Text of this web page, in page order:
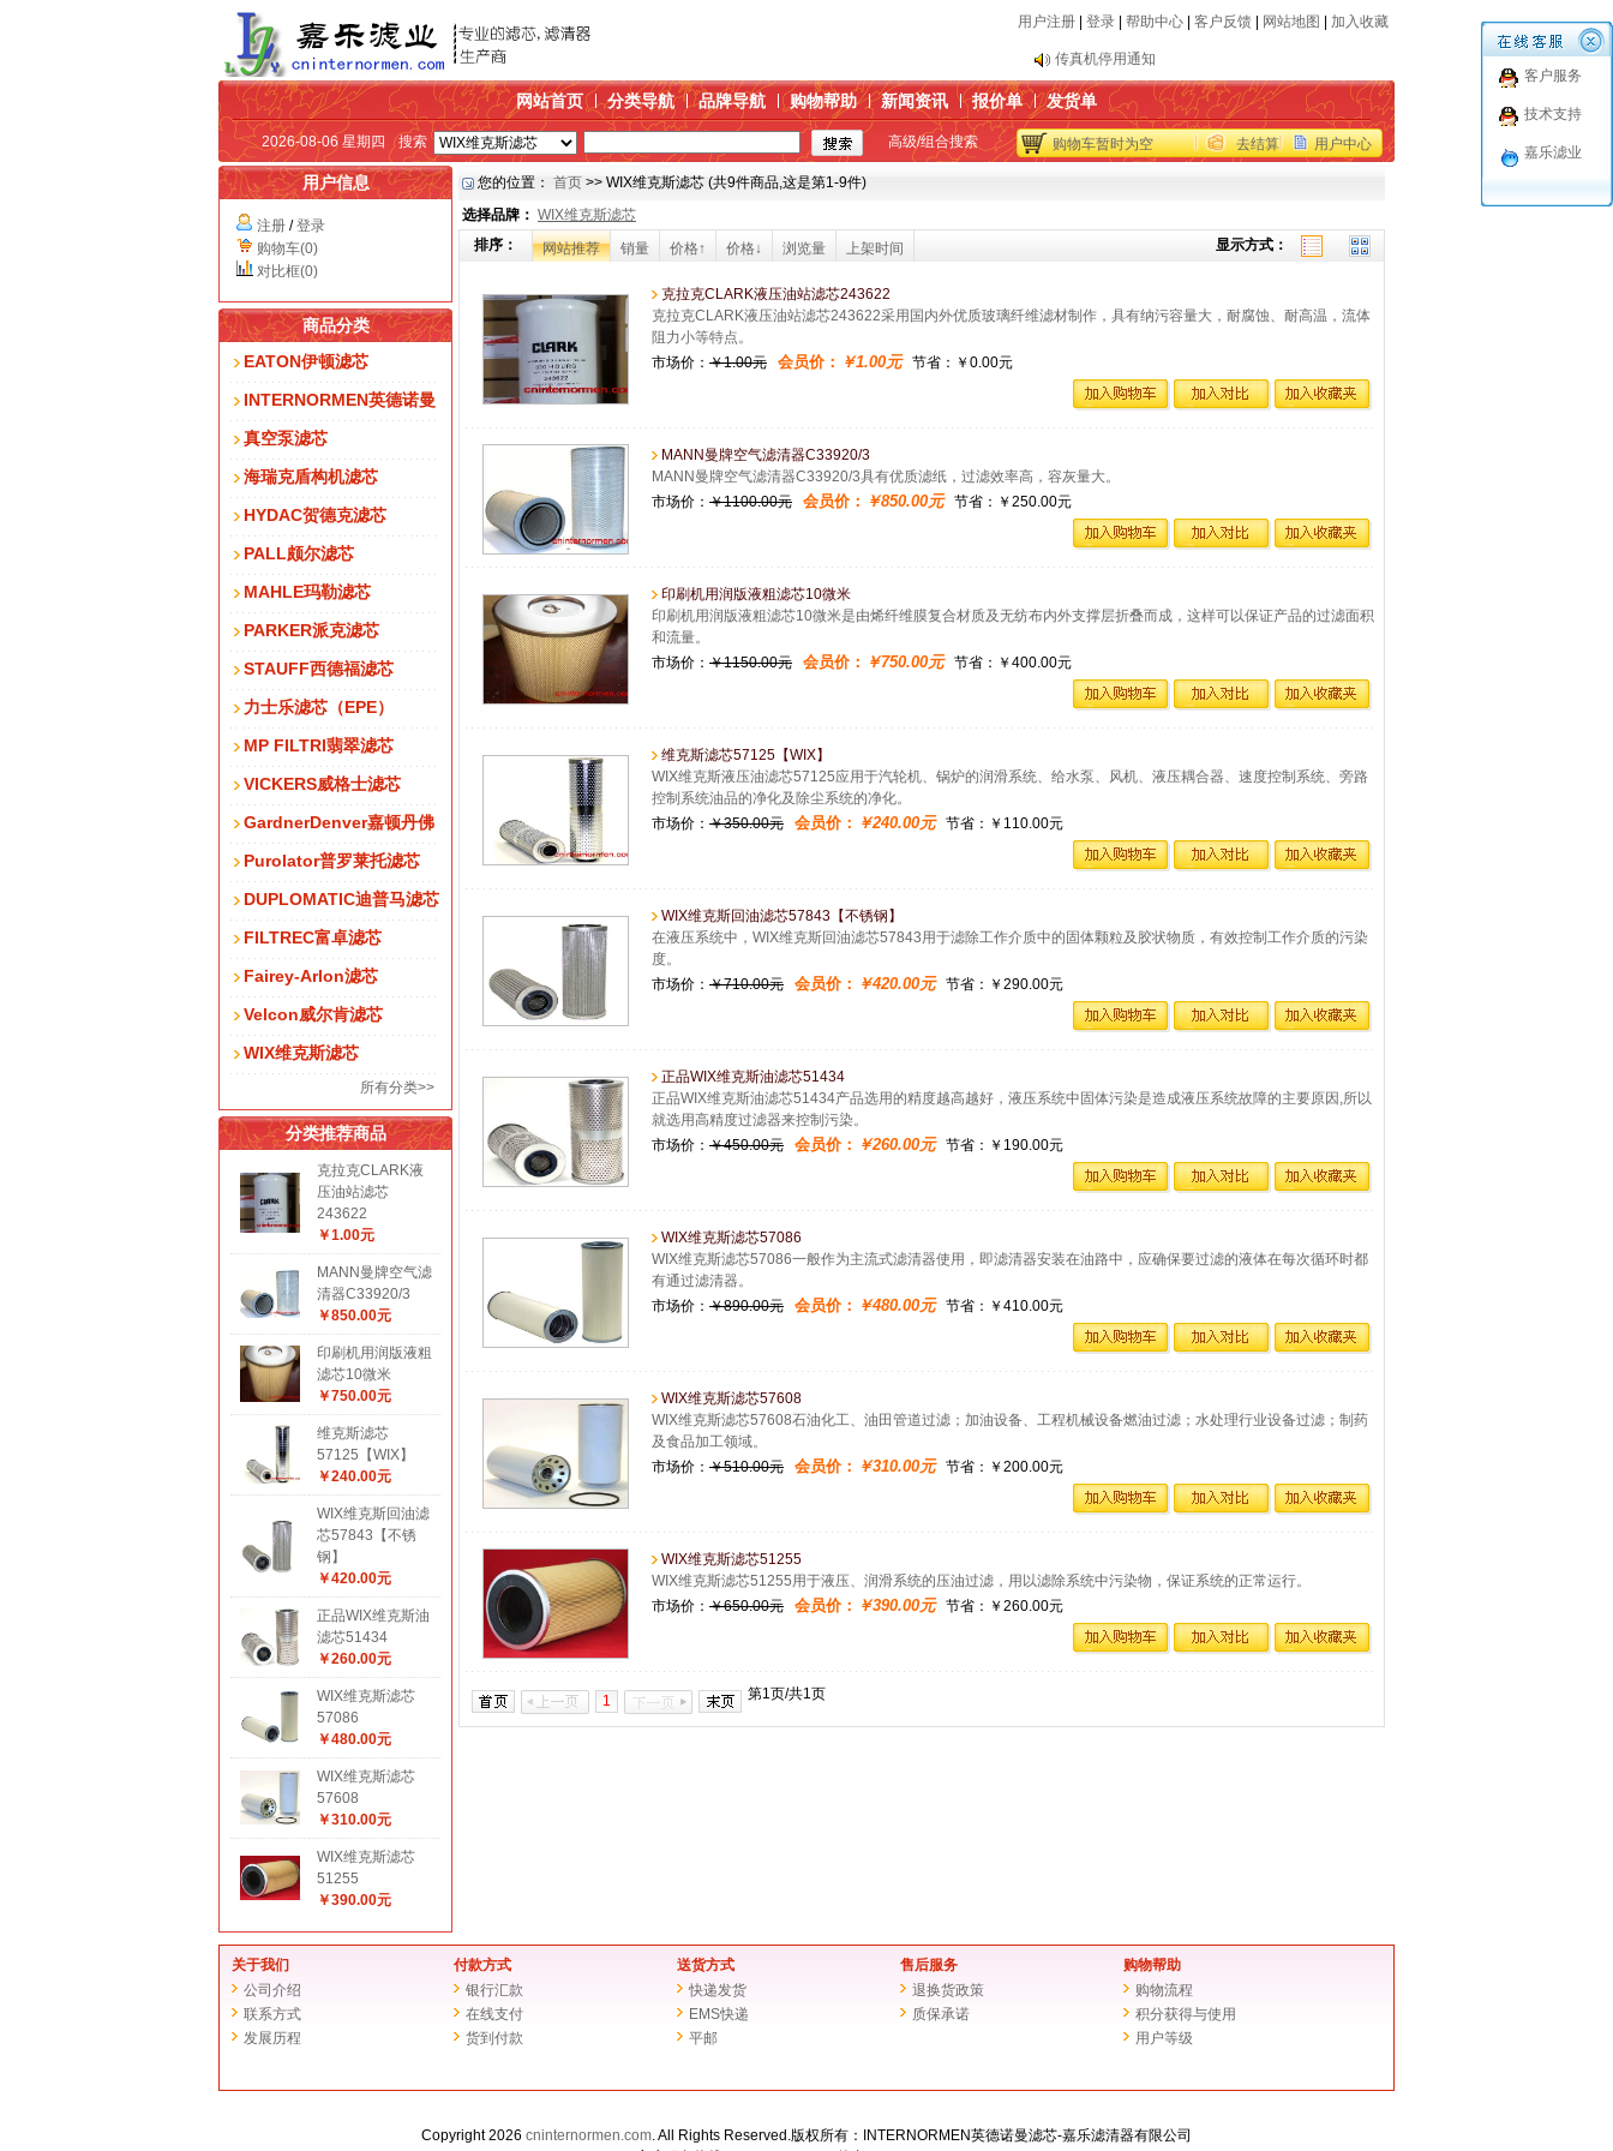
用户注册 登录 帮助中心 客户反馈 网站地图 加入收藏
传真机停用通知
关于十一国庆节放假安排的通知
产品报价仅供参考
替代进口品牌滤芯
关于十一国庆节放假安排的通知
网站首页 分类导航 品牌导航 购物帮助 新闻资讯 报价单 发货单
2026-08-06 星期四 搜索 高级/组合搜索 购物车暂时为空 去结算 用户中心
客户服务
技术支持
嘉乐滤业
用户信息
注册 /登录
购物车(0)
对比框(0)
商品分类
EATON伊顿滤芯
INTERNORMEN英德诺曼
真空泵滤芯
海瑞克盾构机滤芯
HYDAC贺德克滤芯
PALL颇尔滤芯
MAHLE玛勒滤芯
PARKER派克滤芯
STAUFF西德福滤芯
力士乐滤芯（EPE）
MP FILTRI翡翠滤芯
VICKERS威格士滤芯
GardnerDenver嘉顿丹佛
Purolator普罗莱托滤芯
DUPLOMATIC迪普马滤芯
FILTREC富卓滤芯
Fairey-Arlon滤芯
Velcon威尔肯滤芯
WIX维克斯滤芯
所有分类>>
分类推荐商品
克拉克CLARK液
压油站滤芯
243622
￥1.00元
MANN曼牌空气滤
清器C33920/3
￥850.00元
印刷机用润版液粗
滤芯10微米
￥750.00元
维克斯滤芯
57125【WIX】
￥240.00元
WIX维克斯回油滤
芯57843【不锈
钢】
￥420.00元
正品WIX维克斯油
滤芯51434
￥260.00元
WIX维克斯滤芯
57086
￥480.00元
WIX维克斯滤芯
57608
￥310.00元
WIX维克斯滤芯
51255
￥390.00元
您的位置： 首页 >> WIX维克斯滤芯 (共9件商品,这是第1-9件)
选择品牌： WIX维克斯滤芯
排序：
网站推荐 销量 价格↑ 价格↓ 浏览量 上架时间 显示方式：
克拉克CLARK液压油站滤芯243622
克拉克CLARK液压油站滤芯243622采用国内外优质玻璃纤维滤材制作，具有纳污容量大，耐腐蚀、耐高温，流体
阻力小等特点。
市场价： ￥1.00元 会员价： ￥1.00元节省：￥0.00元
MANN曼牌空气滤清器C33920/3
MANN曼牌空气滤清器C33920/3具有优质滤纸，过滤效率高，容灰量大。
市场价： ￥1100.00元 会员价： ￥850.00元节省：￥250.00元
印刷机用润版液粗滤芯10微米
印刷机用润版液粗滤芯10微米是由烯纤维膜复合材质及无纺布内外支撑层折叠而成，这样可以保证产品的过滤面积
和流量。
市场价： ￥1150.00元 会员价： ￥750.00元节省：￥400.00元
维克斯滤芯57125【WIX】
WIX维克斯液压油滤芯57125应用于汽轮机、锅炉的润滑系统、给水泵、风机、液压耦合器、速度控制系统、旁路
控制系统油品的净化及除尘系统的净化。
市场价： ￥350.00元 会员价： ￥240.00元节省：￥110.00元
WIX维克斯回油滤芯57843【不锈钢】
在液压系统中，WIX维克斯回油滤芯57843用于滤除工作介质中的固体颗粒及胶状物质，有效控制工作介质的污染
度。
市场价： ￥710.00元 会员价： ￥420.00元节省：￥290.00元
正品WIX维克斯油滤芯51434
正品WIX维克斯油滤芯51434产品选用的精度越高越好，液压系统中固体污染是造成液压系统故障的主要原因,所以
就选用高精度过滤器来控制污染。
市场价： ￥450.00元 会员价： ￥260.00元节省：￥190.00元
WIX维克斯滤芯57086
WIX维克斯滤芯57086一般作为主流式滤清器使用，即滤清器安装在油路中，应确保要过滤的液体在每次循环时都
有通过滤清器。
市场价： ￥890.00元 会员价： ￥480.00元节省：￥410.00元
WIX维克斯滤芯57608
WIX维克斯滤芯57608石油化工、油田管道过滤；加油设备、工程机械设备燃油过滤；水处理行业设备过滤；制药
及食品加工领域。
市场价： ￥510.00元 会员价： ￥310.00元节省：￥200.00元
WIX维克斯滤芯51255
WIX维克斯滤芯51255用于液压、润滑系统的压油过滤，用以滤除系统中污染物，保证系统的正常运行。
市场价： ￥650.00元 会员价： ￥390.00元节省：￥260.00元
第1页/共1页
1
关于我们
公司介绍
联系方式
发展历程
付款方式
银行汇款
在线支付
货到付款
送货方式
快递发货
EMS快递
平邮
售后服务
退换货政策
质保承诺
购物帮助
购物流程
积分获得与使用
用户等级
Copyright 2026 cninternormen.com. All Rights Reserved.版权所有：INTERNORMEN英德诺曼滤芯-嘉乐滤清器有限公司